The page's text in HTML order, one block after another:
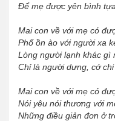
Để mẹ được yên bình
Mai con về với mẹ có
Phố ồn ào với người xa
Lòng người lạnh khác gì
Chỉ là người dưng, cớ
Mai con về với mẹ có
Nói yêu nói thương với
Những điều giản đơn ở